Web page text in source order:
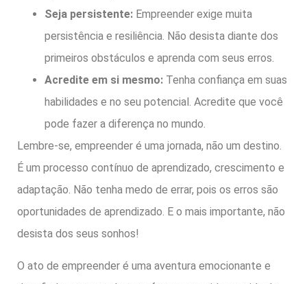
Seja persistente: Empreender exige muita
persistência e resiliência. Não desista diante dos
primeiros obstáculos e aprenda com seus erros.
Acredite em si mesmo: Tenha confiança em suas
habilidades e no seu potencial. Acredite que você
pode fazer a diferença no mundo.
Lembre-se, empreender é uma jornada, não um destino.
É um processo contínuo de aprendizado, crescimento e
adaptação. Não tenha medo de errar, pois os erros são
oportunidades de aprendizado. E o mais importante, não
desista dos seus sonhos!
O ato de empreender é uma aventura emocionante e